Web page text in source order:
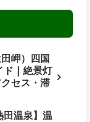
岬）四国
ド｜絶景灯
セス・滞
田温泉】温